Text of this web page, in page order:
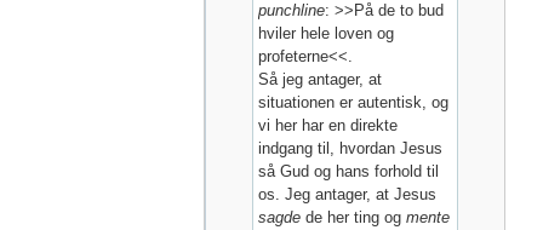
punchline: >>På de to bud
hviler hele loven og
profeterne<<.
Så jeg antager, at
situationen er autentisk, og
vi her har en direkte
indgang til, hvordan Jesus
så Gud og hans forhold til
os. Jeg antager, at Jesus
sagde de her ting og mente